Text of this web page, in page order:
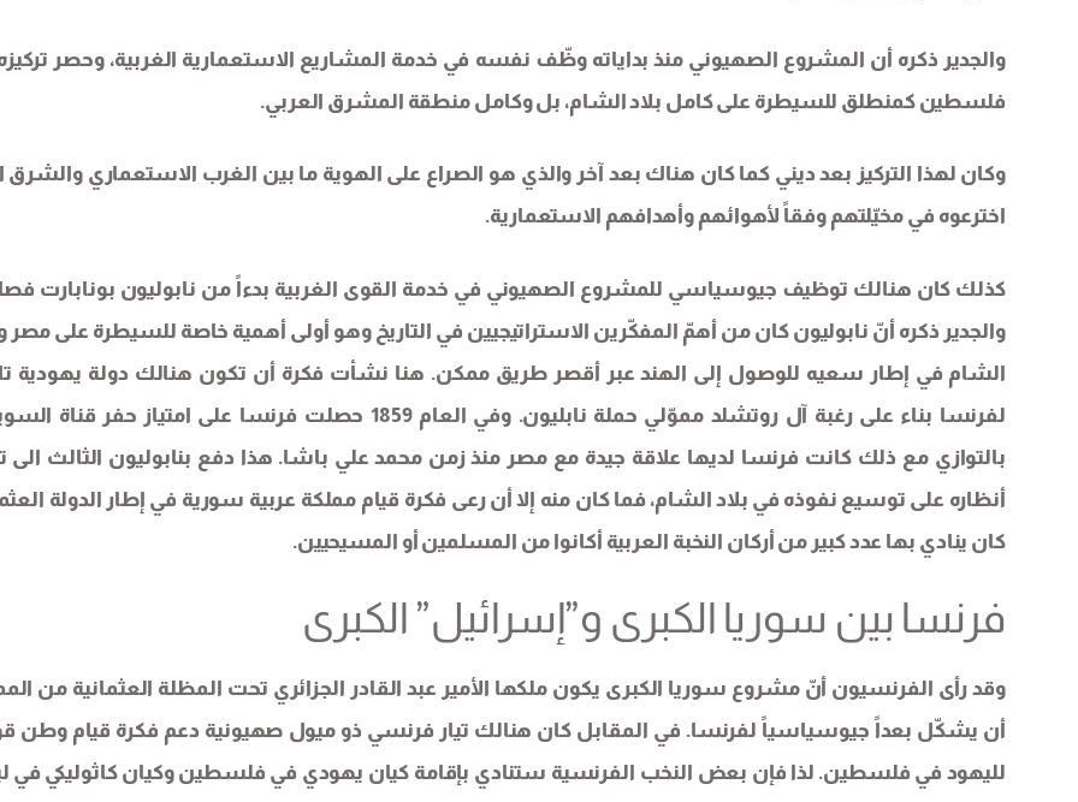
والجدير ذكره أن المشروع الصهيوني منذ بداياته وظّف نفسه في خدمة المشاريع الاستعمارية الغربية، وحصر
فلسطين كمنطلق للسيطرة على كامل بلاد الشام، بل وكامل منطقة المشرق العربي.
وكان لهذا التركيز بعد ديني كما كان هناك بعد آخر والذي هو الصراع على الهوية ما بين الغرب الاستعماري والشرق
اخترعوه في مخيّلتهم وفقاً لأهوائهم وأهدافهم الاستعمارية.
كذلك كان هنالك توظيف جيوسياسي للمشروع الصهيوني في خدمة القوى الغربية بدءاً من نابوليون بونابارت
والجدير ذكره أنّ نابوليون كان من أهمّ المفكّرين الاستراتيجيين في التاريخ وهو أولى أهمية خاصة للسيطرة على مصر
الشام في إطار سعيه للوصول إلى الهند عبر أقصر طريق ممكن. هنا نشأت فكرة أن تكون هنالك دولة يهودية
لفرنسا بناء على رغبة آل روتشلد مموّلي حملة نابليون. وفي العام 1859 حصلت فرنسا على امتياز حفر
بالتوازي مع ذلك كانت فرنسا لديها علاقة جيدة مع مصر منذ زمن محمد علي باشا. هذا دفع بنابوليون الثالث الى
أنظاره على توسيع نفوذه في بلاد الشام، فما كان منه إلا أن رعى فكرة قيام مملكة عربية سورية في إطار الدولة
كان ينادي بها عدد كبير من أركان النخبة العربية أكانوا من المسلمين أو المسيحيين.
فرنسا بين سوريا الكبرى و”إسرائيل” الكبرى
وقد رأى الفرنسيون أنّ مشروع سوريا الكبرى يكون ملكها الأمير عبد القادر الجزائري تحت المظلة العثمانية من
أن يشكّل بعداً جيوسياسياً لفرنسا. في المقابل كان هنالك تيار فرنسي ذو ميول صهيونية دعم فكرة قيام وطن
لليهود في فلسطين. لذا فإن بعض النخب الفرنسية ستنادي بإقامة كيان يهودي في فلسطين وكيان كاثوليكي في